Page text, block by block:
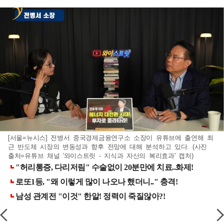
[서울=뉴시스] 전병서 중국경제금융연구소 소장이 유튜브에 출연해 최
근 반도체 시장의 변동성과 향후 전망에 대해 분석하고 있다. (사진
출처=유튜브 채널 '와이스트릿 - 지식과 자산의 복리효과' 캡처)